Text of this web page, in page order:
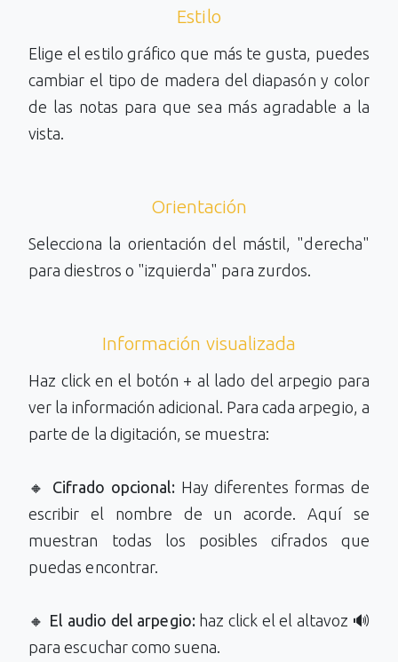
Estilo
Elige el estilo gráfico que más te gusta, puedes
cambiar el tipo de madera del diapasón y color
de las notas para que sea más agradable a la
vista.
Orientación
Selecciona la orientación del mástil, "derecha"
para diestros o "izquierda" para zurdos.
Información visualizada
Haz click en el botón + al lado del arpegio para
ver la información adicional. Para cada arpegio, a
parte de la digitación, se muestra:
🔸 Cifrado opcional: Hay diferentes formas de
escribir el nombre de un acorde. Aquí se
muestran todas los posibles cifrados que
puedas encontrar.
🔸 El audio del arpegio:haz click el el altavoz 🔊
para escuchar como suena.